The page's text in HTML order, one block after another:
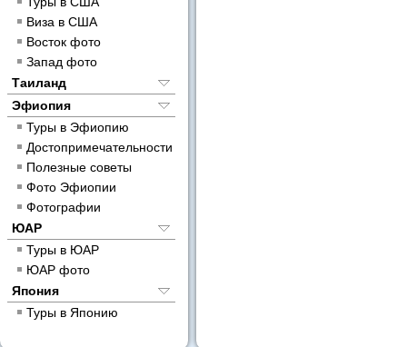
Виза в США
Восток фото
Запад фото
Таиланд
Эфиопия
Туры в Эфиопию
Достопримечательности
Полезные советы
Фото Эфиопии
Фотографии
ЮАР
Туры в ЮАР
ЮАР фото
Япония
Туры в Японию